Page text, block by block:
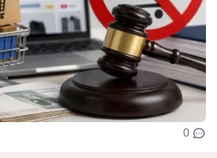
0